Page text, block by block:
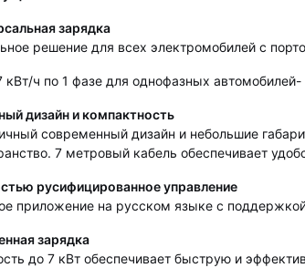
зарядка
решение для всех электромобилей с
кВт/ч по 1 фазе для однофазных
дизайн и компактность
современный дизайн и небольшие
7 метровый кабель обеспечивает
русифицированное управление
приложение на русском языке с
зарядка
до 7 кВт обеспечивает быструю и